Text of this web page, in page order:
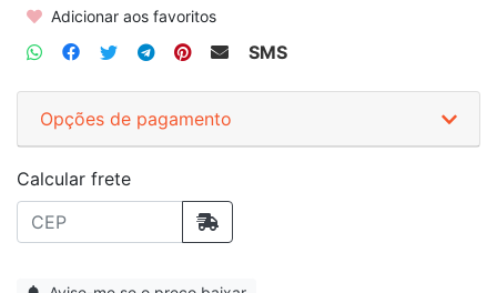
Adicionar aos favoritos
SMS
Opções de pagamento
Calcular frete